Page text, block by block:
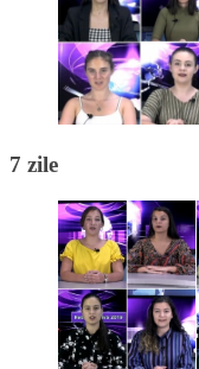
7 zile